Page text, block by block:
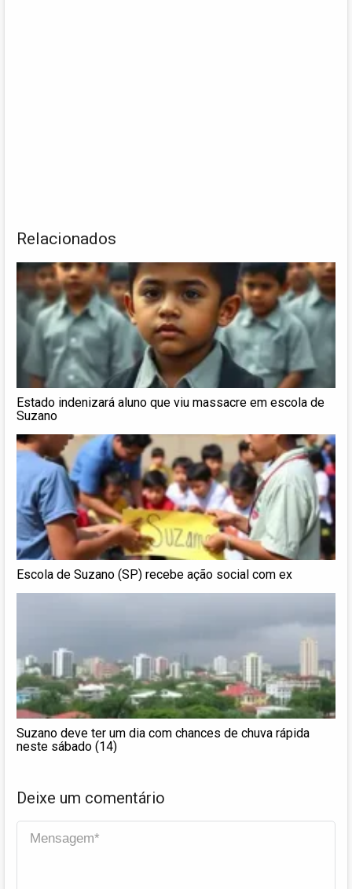
Relacionados
Estado indenizará aluno que viu massacre em escola de
Suzano
Escola de Suzano (SP) recebe ação social com ex
Suzano deve ter um dia com chances de chuva rápida
neste sábado (14)
Deixe um comentário